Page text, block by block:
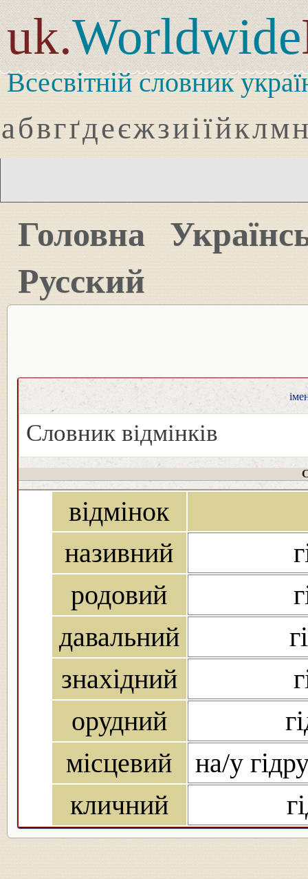
uk.Worldwide
Всесвітній словник
абвгґдеєжзиіїйклмн
Головна
Русский
Словник відмінків
відмінок
називний
родовий
давальний
знахідний
орудний
місцевий
на/у
кличний